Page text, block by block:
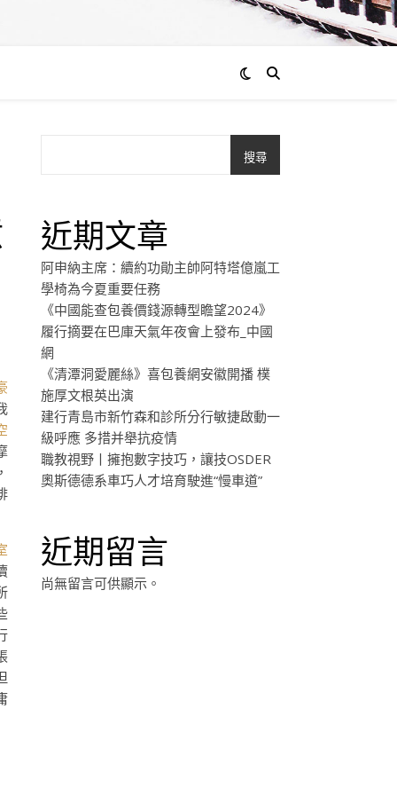
搜尋
近期文章
阿申納主席：續約功勛主帥阿特塔億嵐工
學椅為今夏重要任務
《中國能查包養價錢源轉型瞻望2024》
履行摘要在巴庫天氣年夜會上發布_中國
網
《清潭洞愛麗絲》喜包養網安徽開播 樸
施厚文根英出演
建行青島市新竹森和診所分行敏捷啟動一
級呼應 多措并舉抗疫情
職教視野丨擁抱數字技巧，讓技OSDER
奧斯德德系車巧人才培育駛進“慢車道”
近期留言
尚無留言可供顯示。